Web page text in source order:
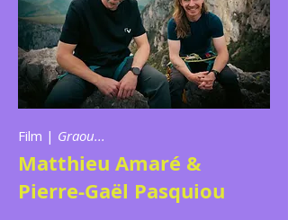
Film | Graou...
Matthieu Amaré &
Pierre-Gaël Pasquiou